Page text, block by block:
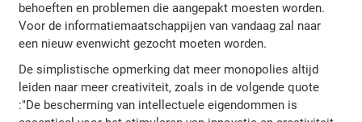
behoeften en problemen die aangepakt moesten worden.
Voor de informatiemaatschappijen van vandaag zal naar
een nieuw evenwicht gezocht moeten worden.
De simplistische opmerking dat meer monopolies altijd
leiden naar meer creativiteit, zoals in de volgende quote
:"De bescherming van intellectuele eigendommen is